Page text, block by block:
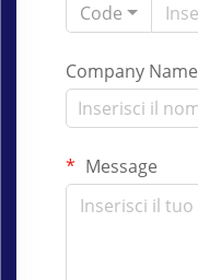
Code
Company Name
Message